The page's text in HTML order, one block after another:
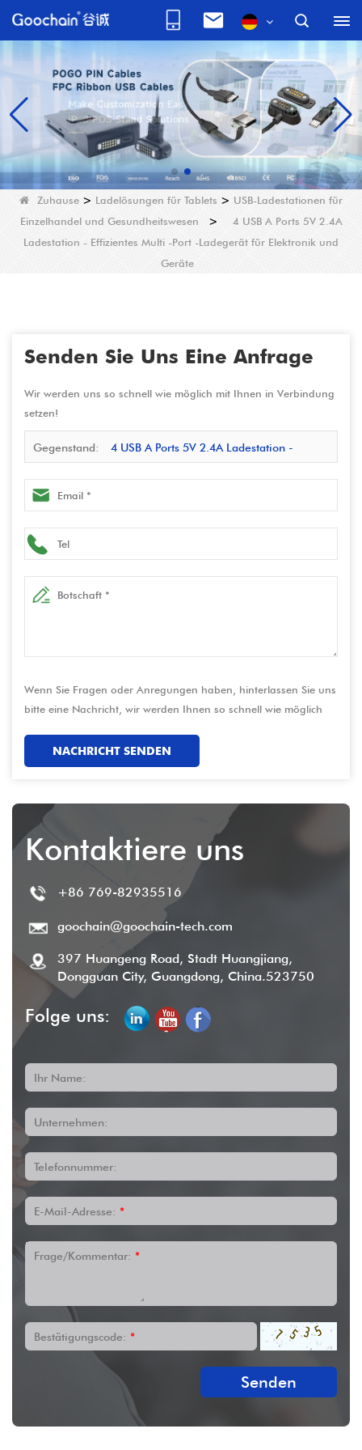
Zuhause > Ladelösungen für Tablets > USB-Ladestationen für
Einzelhandel und Gesundheitswesen >
4 USB A Ports 5V 2.4A
Ladestation - Effizientes Multi -Port -Ladegerät für Elektronik und
Geräte
Senden Sie Uns Eine Anfrage
Wir werden uns so schnell wie möglich mit Ihnen in Verbindung
setzen!
Gegenstand: 4 USB A Ports 5V 2.4A Ladestation -
Effizientes Multi -Port -Ladegerät für Elektronik und
Geräte
Wenn Sie Fragen oder Anregungen haben, hinterlassen Sie uns
bitte eine Nachricht, wir werden Ihnen so schnell wie möglich
NACHRICHT SENDEN
Kontaktiere uns
+86 769-82935516
goochain@goochain-tech.com
397 Huangeng Road, Stadt Huangjiang,
Dongguan City, Guangdong, China.523750
Folge uns:
Ihr Name:
Unternehmen:
Telefonnummer:
E-Mail-Adresse: *
Frage/Kommentar: *
Bestätigungscode: *
Senden